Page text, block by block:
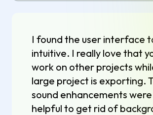
I found the user interface
intuitive. I really love that
work on other projects
large project is exporting.
sound enhancements
helpful to get rid of